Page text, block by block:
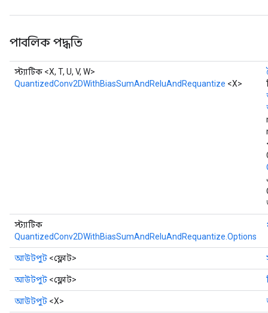
পাবলিক পদ্ধতি
স্ট্যাটিক <X, T, U, V, W>
QuantizedConv2DWithBiasSumAndReluAndRequantize <X>
স্ট্যাটিক
QuantizedConv2DWithBiasSumAndReluAndRequantize.Options
আউটপুট <ফ্লোট>
আউটপুট <ফ্লোট>
আউটপুট <X>